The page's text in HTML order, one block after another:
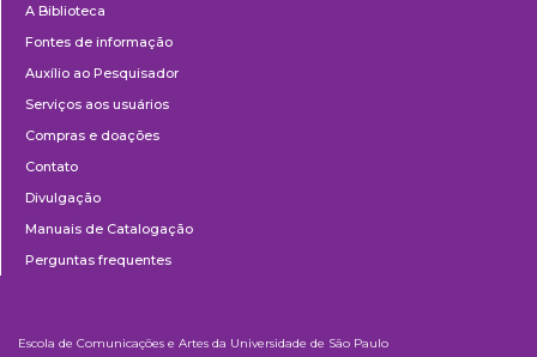
A Biblioteca
Fontes de informação
Auxílio ao Pesquisador
Serviços aos usuários
Compras e doações
Contato
Divulgação
Manuais de Catalogação
Perguntas frequentes
Escola de Comunicações e Artes da Universidade de São Paulo